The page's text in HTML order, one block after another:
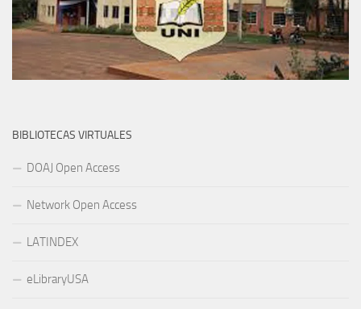
BIBLIOTECAS VIRTUALES
DOAJ Open Access
Network Open Access
LATINDEX
eLibraryUSA